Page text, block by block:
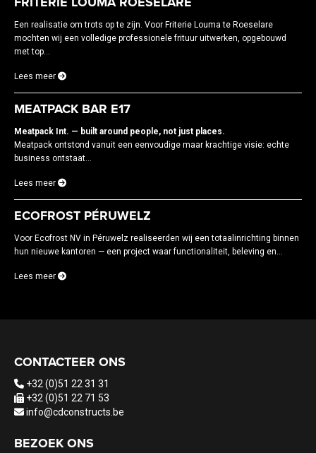
Een realisatie om trots op te zijn. Voor Friterie Louma te Roeselare
mochten wij een volledige professionele frituur uitwerken, opgebouwd
met top...
Lees meer
MEATPACK BAR E17
Meatpack Int. — built around people, not just places.
Meatpack ontstond vanuit een eenvoudige maar krachtige visie: echte
business ontstaat...
Lees meer
ECOFROST PÉRUWELZ
Voor Ecofrost NV in Péruwelz realiseerden wij een totaalinrichting binnen
hun nieuwe kantoren — een project waar functionaliteit, beleving en...
Lees meer
CONTACTEER ONS
+32 (0)51 22 31 31
+32 (0)51 22 71 53
info@cdconstructs.be
BEZOEK ONS